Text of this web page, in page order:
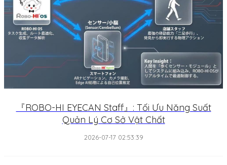
『ROBO-HI EYECAN Staff』: Tối Ưu Năng Suất
Quản Lý Cơ Sở Vật Chất
2026-07-17 02:53:39